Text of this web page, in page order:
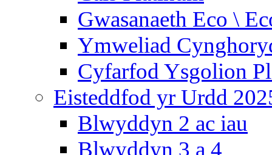
Gwasanaeth Eco \
Ymweliad
Cyfarfod Ysgolion
Eisteddfod yr Urdd
Blwyddyn 2 ac iau
Blwyddyn 3 a 4